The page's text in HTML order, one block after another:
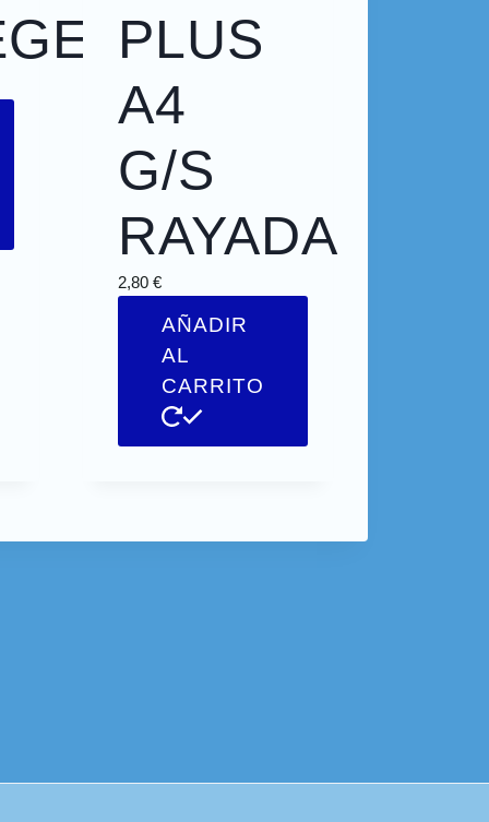
PLUS
A4
G/S
RAYADA
2,80€
AÑADIR
AL
CARRITO